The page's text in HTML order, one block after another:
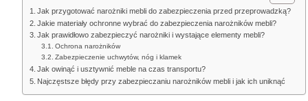
Jak przygotować narożniki mebli do zabezpieczenia przed przeprowadzką?
Jakie materiały ochronne wybrać do zabezpieczenia narożników mebli?
Jak prawidłowo zabezpieczyć narożniki i wystające elementy mebli?
Ochrona narożników
Zabezpieczenie uchwytów, nóg i klamek
Jak owinąć i usztywnić meble na czas transportu?
Najczęstsze błędy przy zabezpieczaniu narożników mebli i jak ich uniknąć